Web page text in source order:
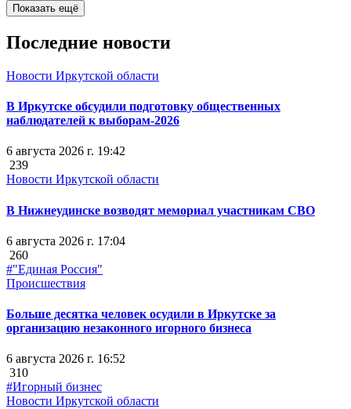
Показать ещё
Последние новости
Новости Иркутской области
В Иркутске обсудили подготовку общественных
наблюдателей к выборам-2026
6 августа 2026 г. 19:42
239
Новости Иркутской области
В Нижнеудинске возводят мемориал участникам СВО
6 августа 2026 г. 17:04
260
#"Единая Россия"
Происшествия
Больше десятка человек осудили в Иркутске за
организацию незаконного игорного бизнеса
6 августа 2026 г. 16:52
310
#Игорный бизнес
Новости Иркутской области